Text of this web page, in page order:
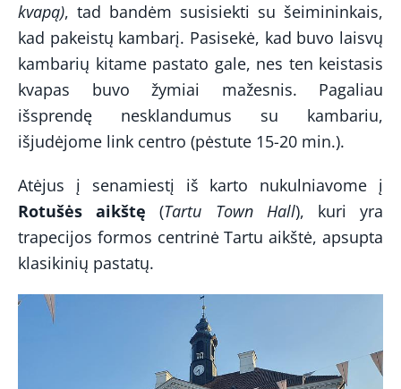
kvapą), tad bandėm susisiekti su šeimininkais,
kad pakeistų kambarį. Pasisekė, kad buvo laisvų
kambarių kitame pastato gale, nes ten keistasis
kvapas buvo žymiai mažesnis. Pagaliau
išsprendę nesklandumus su kambariu,
išjudėjome link centro (pėstute 15-20 min.).
Atėjus į senamiestį iš karto nukulniavome į
Rotušės aikštę(Tartu Town Hall), kuri yra
trapecijos formos centrinė Tartu aikštė, apsupta
klasikinių pastatų.